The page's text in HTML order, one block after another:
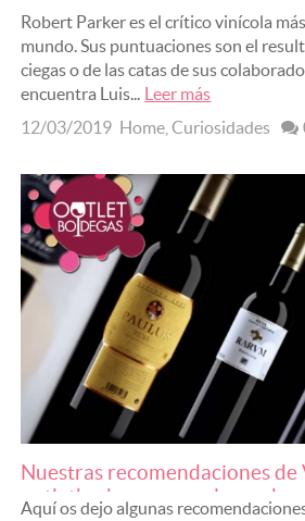
Robert Parker es el crítico vinícola
mundo. Sus puntuaciones son el
ciegas o de las catas de sus
encuentra Luis...
Leer más
12/03/2019 Home ,Curiosidades
Nuestras recomendaciones de
outletbodegas para el mes de...
Aquí os dejo algunas